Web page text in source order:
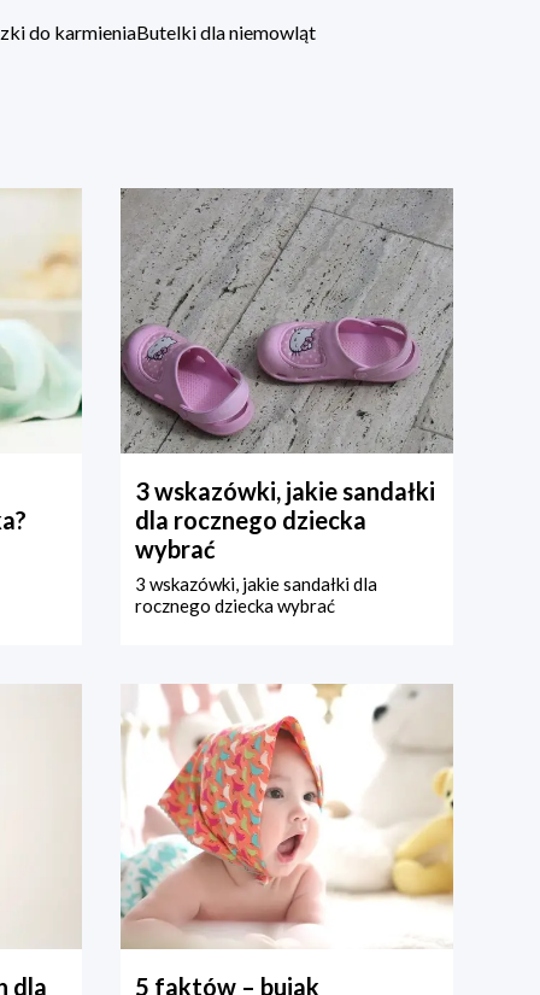
do karmieniaButelki dla niemowląt
3 wskazówki, jakie sandałki
dla rocznego dziecka
wybrać
3 wskazówki, jakie sandałki dla
rocznego dziecka wybrać
dla
5 faktów – bujak